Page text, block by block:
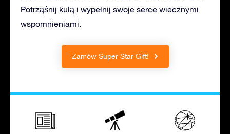
Potrząśnij kulą i wypełnij swoje serce wiecznymi
wspomnieniami.
Zamów Super Star Gift!